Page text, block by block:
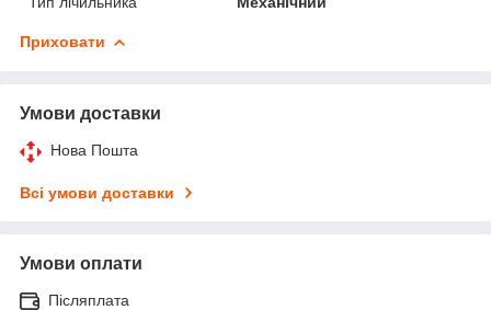
Приховати
Умови доставки
Нова Пошта
Всі умови доставки
Умови оплати
Післяплата